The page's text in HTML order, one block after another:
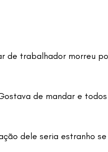
de trabalhador morreu
de mandar e
dele seria estranho